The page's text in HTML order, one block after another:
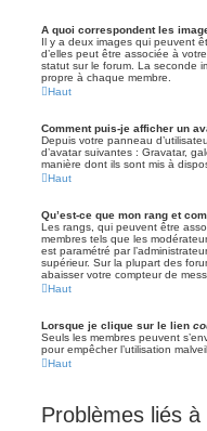
A quoi correspondent les
Il y a deux images qui peuvent
d’elles peut être associée à
statut sur le forum. La seconde
propre à chaque membre.
Haut
Comment puis-je afficher un
Depuis votre panneau
d’avatar suivantes : Gravatar,
manière dont ils sont mis à
Haut
Qu’est-ce que mon rang et
Les rangs, qui peuvent être
membres tels que les
est paramétré par
supérieur. Sur la plupart des
abaisser votre compteur de
Haut
Lorsque je clique sur le lien
Seuls les membres peuvent
pour empêcher l’utilisation
Haut
Problèmes liés